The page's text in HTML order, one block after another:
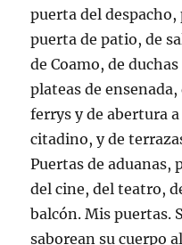
puerta del
puerta de patio, de
de Coamo, de
plateas de
ferrys y de abertura
citadino, y de
Puertas de aduanas,
del cine, del teatro,
balcón. Mis puertas.
saborean su cuerpo